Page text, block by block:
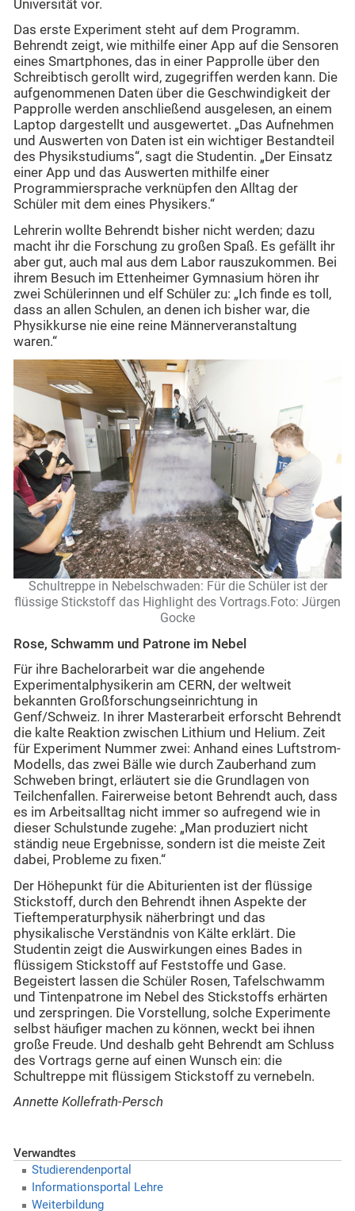
Universität vor.
Das erste Experiment steht auf dem Programm.
Behrendt zeigt, wie mithilfe einer App auf die Sensoren
eines Smartphones, das in einer Papprolle über den
Schreibtisch gerollt wird, zugegriffen werden kann. Die
aufgenommenen Daten über die Geschwindigkeit der
Papprolle werden anschließend ausgelesen, an einem
Laptop dargestellt und ausgewertet. „Das Aufnehmen
und Auswerten von Daten ist ein wichtiger Bestandteil
des Physikstudiums“, sagt die Studentin. „Der Einsatz
einer App und das Auswerten mithilfe einer
Programmiersprache verknüpfen den Alltag der
Schüler mit dem eines Physikers.“
Lehrerin wollte Behrendt bisher nicht werden; dazu
macht ihr die Forschung zu großen Spaß. Es gefällt ihr
aber gut, auch mal aus dem Labor rauszukommen. Bei
ihrem Besuch im Ettenheimer Gymnasium hören ihr
zwei Schülerinnen und elf Schüler zu: „Ich finde es toll,
dass an allen Schulen, an denen ich bisher war, die
Physikkurse nie eine reine Männerveranstaltung
waren.“
Schultreppe in Nebelschwaden: Für die Schüler ist der
flüssige Stickstoff das Highlight des Vortrags.Foto: Jürgen
Gocke
Rose, Schwamm und Patrone im Nebel
Für ihre Bachelorarbeit war die angehende
Experimentalphysikerin am CERN, der weltweit
bekannten Großforschungseinrichtung in
Genf/Schweiz. In ihrer Masterarbeit erforscht Behrendt
die kalte Reaktion zwischen Lithium und Helium. Zeit
für Experiment Nummer zwei: Anhand eines Luftstrom-
Modells, das zwei Bälle wie durch Zauberhand zum
Schweben bringt, erläutert sie die Grundlagen von
Teilchenfallen. Fairerweise betont Behrendt auch, dass
es im Arbeitsalltag nicht immer so aufregend wie in
dieser Schulstunde zugehe: „Man produziert nicht
ständig neue Ergebnisse, sondern ist die meiste Zeit
dabei, Probleme zu fixen.“
Der Höhepunkt für die Abiturienten ist der flüssige
Stickstoff, durch den Behrendt ihnen Aspekte der
Tieftemperaturphysik näherbringt und das
physikalische Verständnis von Kälte erklärt. Die
Studentin zeigt die Auswirkungen eines Bades in
flüssigem Stickstoff auf Feststoffe und Gase.
Begeistert lassen die Schüler Rosen, Tafelschwamm
und Tintenpatrone im Nebel des Stickstoffs erhärten
und zerspringen. Die Vorstellung, solche Experimente
selbst häufiger machen zu können, weckt bei ihnen
große Freude. Und deshalb geht Behrendt am Schluss
des Vortrags gerne auf einen Wunsch ein: die
Schultreppe mit flüssigem Stickstoff zu vernebeln.
Annette Kollefrath-Persch
Verwandtes
Studierendenportal
Informationsportal Lehre
Weiterbildung